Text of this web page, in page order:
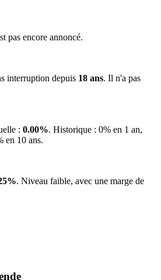
pas encore annoncé.
interruption depuis 18 ans. Il n'a pas
: 0.00%. Historique : 0% en 1 an,
en 10 ans.
. Niveau faible, avec une marge de